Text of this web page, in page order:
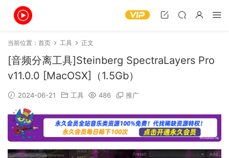
当前位置： 首页 工具 正文
[音频分离工具]Steinberg SpectraLayers Pro
v11.0.0 [MacOSX]（1.5Gb）
2024-06-21 工具 486 推广